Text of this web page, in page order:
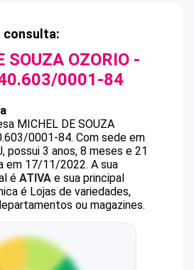
consulta:
SOUZA OZORIO -
0001-84
MICHEL DE SOUZA
0001-84. Com sede em
possui 3 anos, 8 meses e 21
em 17/11/2022. A sua
é ATIVA e sua principal
é Lojas de variedades,
ou magazines.